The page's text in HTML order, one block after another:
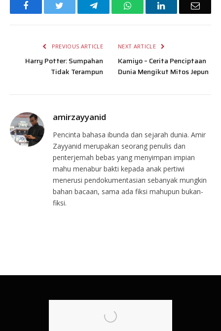
Facebook TelegramWhatsAppLinkedIn Email
PREVIOUS ARTICLE
Harry Potter: Sumpahan
Tidak Terampun
NEXT ARTICLE
Kamiyo – Cerita Penciptaan
Dunia Mengikut Mitos Jepun
amirzayyanid
Pencinta bahasa ibunda dan sejarah dunia. Amir
Zayyanid merupakan seorang penulis dan
penterjemah bebas yang menyimpan impian
mahu menabur bakti kepada anak pertiwi
menerusi pendokumentasian sebanyak mungkin
bahan bacaan, sama ada fiksi mahupun bukan-
fiksi.